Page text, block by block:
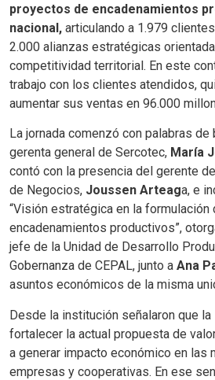
proyectos de encadenamientos
nacional, articulando a 1.979
2.000 alianzas estratégicas
competitividad territorial. En este
trabajo con los clientes atendidos,
aumentar sus ventas en 96.000
La jornada comenzó con palabras de
gerenta general de Sercotec, María
contó con la presencia del gerente
de Negocios, Joussen Arteaga, e
“Visión estratégica en la
encadenamientos productivos”,
jefe de la Unidad de Desarrollo
Gobernanza de CEPAL, junto a Ana
asuntos económicos de la misma
Desde la institución señalaron que
fortalecer la actual propuesta de
a generar impacto económico en las
empresas y cooperativas. En ese